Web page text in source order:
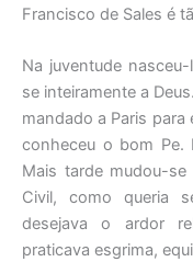
Francisco de Sales é
Na juventude
se inteiramente a
mandado a Paris
conheceu o bom Pe.
Mais tarde mudou-
Civil, como queria
desejava o ardor
praticava esgrima,